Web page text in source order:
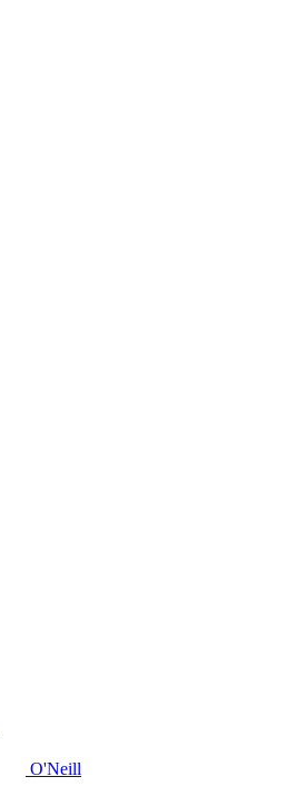
O'Neill